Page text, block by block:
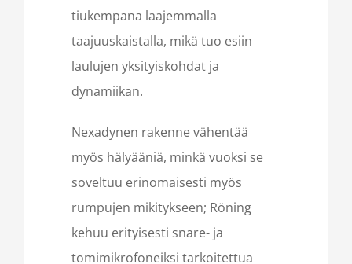
tiukempana laajemmalla
taajuuskaistalla, mikä tuo esiin
laulujen yksityiskohdat ja
dynamiikan.
Nexadynen rakenne vähentää
myös hälyääniä, minkä vuoksi se
soveltuu erinomaisesti myös
rumpujen mikitykseen; Röning
kehuu erityisesti snare- ja
tomimikrofoneiksi tarkoitettua